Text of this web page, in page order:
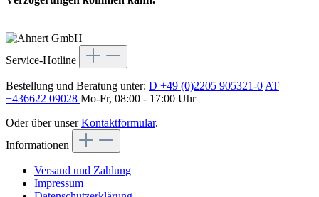
Service-Hotline
Bestellung und Beratung unter: D +49 (0)2205 905321-0 AT
+436622 09028 Mo-Fr, 08:00 - 17:00 Uhr
Oder über unserKontaktformular.
Informationen
Versand und Zahlung
Impressum